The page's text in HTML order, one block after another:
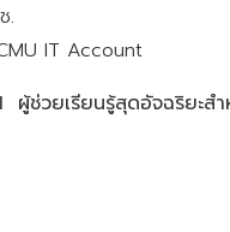
.
IT Account
ช่วยเรียนรู้สุดอัจฉริยะส